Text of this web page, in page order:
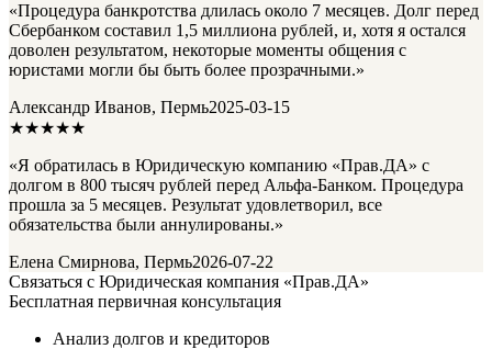
«Процедура банкротства длилась около 7 месяцев. Долг перед
Сбербанком составил 1,5 миллиона рублей, и, хотя я остался
доволен результатом, некоторые моменты общения с
юристами могли бы быть более прозрачными.»
Александр Иванов, Пермь2025-03-15
★★★★★
«Я обратилась в Юридическую компанию «Прав.ДА» с
долгом в 800 тысяч рублей перед Альфа-Банком. Процедура
прошла за 5 месяцев. Результат удовлетворил, все
обязательства были аннулированы.»
Елена Смирнова, Пермь2026-07-22
Связаться с Юридическая компания «Прав.ДА»
Бесплатная первичная консультация
Анализ долгов и кредиторов